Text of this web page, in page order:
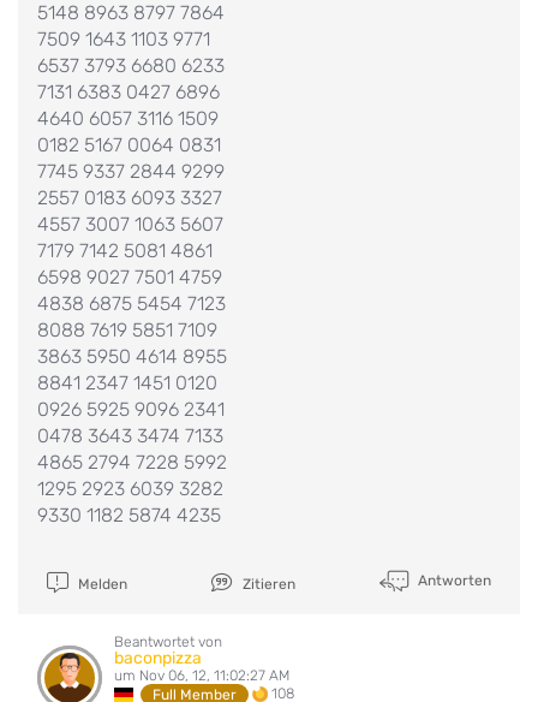
5148 8963 8797 7864
7509 1643 1103 9771
6537 3793 6680 6233
7131 6383 0427 6896
4640 6057 3116 1509
0182 5167 0064 0831
7745 9337 2844 9299
2557 0183 6093 3327
4557 3007 1063 5607
7179 7142 5081 4861
6598 9027 7501 4759
4838 6875 5454 7123
8088 7619 5851 7109
3863 5950 4614 8955
8841 2347 1451 0120
0926 5925 9096 2341
0478 3643 3474 7133
4865 2794 7228 5992
1295 2923 6039 3282
9330 1182 5874 4235
Melden Zitieren Antworten
Beantwortet von
baconpizza
um Nov 06, 12, 11:02:27 AM
Full Member
108